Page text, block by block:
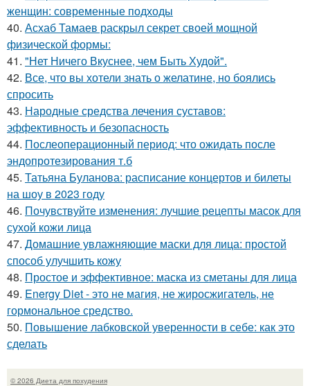
женщин: современные подходы
40. Асхаб Тамаев раскрыл секрет своей мощной
физической формы:
41. "Нет Ничего Вкуснее, чем Быть Худой".
42. Все, что вы хотели знать о желатине, но боялись
спросить
43. Народные средства лечения суставов:
эффективность и безопасность
44. Послеоперационный период: что ожидать после
эндопротезирования т.б
45. Татьяна Буланова: расписание концертов и билеты
на шоу в 2023 году
46. Почувствуйте изменения: лучшие рецепты масок для
сухой кожи лица
47. Домашние увлажняющие маски для лица: простой
способ улучшить кожу
48. Простое и эффективное: маска из сметаны для лица
49. Energy Diet - это не магия, не жиросжигатель, не
гормональное средство.
50. Повышение лабковской уверенности в себе: как это
сделать
© 2026 Диета для похудения